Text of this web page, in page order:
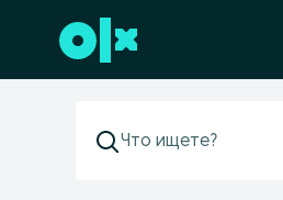
Перейти к нижнему колонтитулу